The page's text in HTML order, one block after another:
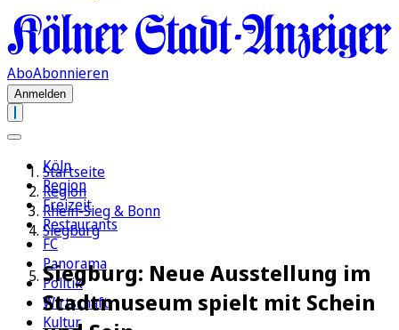
AboAbonnieren
Anmelden
Köln
Region
Freizeit
Restaurants
FC
Panorama
Politik
Wirtschaft
Kultur
Startseite
Region
Rhein-Sieg & Bonn
Siegburg
Siegburg: Neue Ausstellung im
Stadtmuseum spielt mit Schein